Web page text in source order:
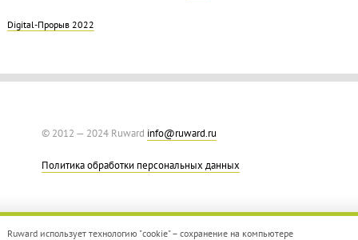
Digital-Прорыв 2022
© 2012 — 2024 Ruward info@ruward.ru
Политика обработки персональных данных
Ruward использует технологию "cookie" – сохранение на компьютере